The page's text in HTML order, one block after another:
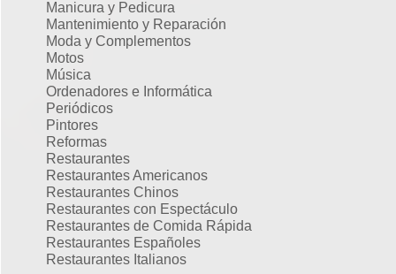
Manicura y Pedicura
Mantenimiento y Reparación
Moda y Complementos
Motos
Música
Ordenadores e Informática
Periódicos
Pintores
Reformas
Restaurantes
Restaurantes Americanos
Restaurantes Chinos
Restaurantes con Espectáculo
Restaurantes de Comida Rápida
Restaurantes Españoles
Restaurantes Italianos